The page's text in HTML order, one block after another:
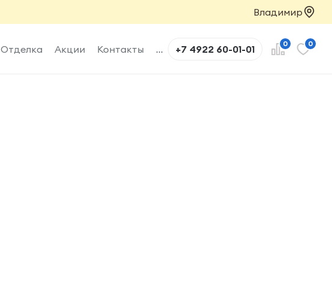
Владимир
Отделка Акции Контакты ... +7 4922 60-01-01 0 0